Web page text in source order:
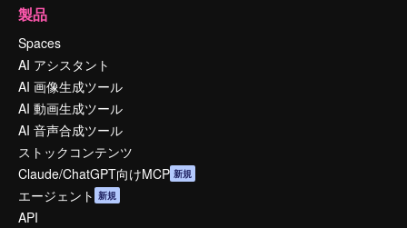
製品
Spaces
AI アシスタント
AI 画像生成ツール
AI 動画生成ツール
AI 音声合成ツール
ストックコンテンツ
Claude/ChatGPT向けMCP 新規
エージェント 新規
API